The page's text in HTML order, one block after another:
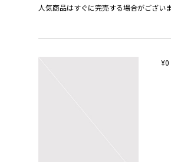
人気商品はすぐに完売する場合がござい
¥0